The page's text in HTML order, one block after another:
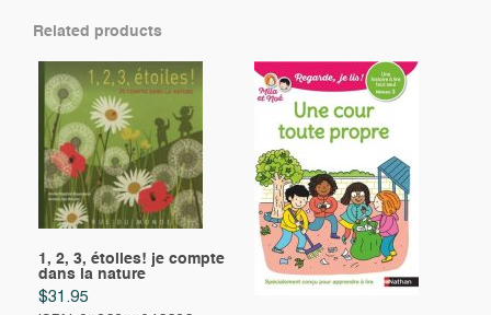
Related products
1, 2, 3, étoiles! je compte
dans la nature
$31.95